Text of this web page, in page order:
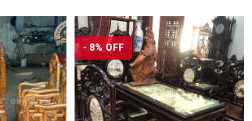
- 8% OFF